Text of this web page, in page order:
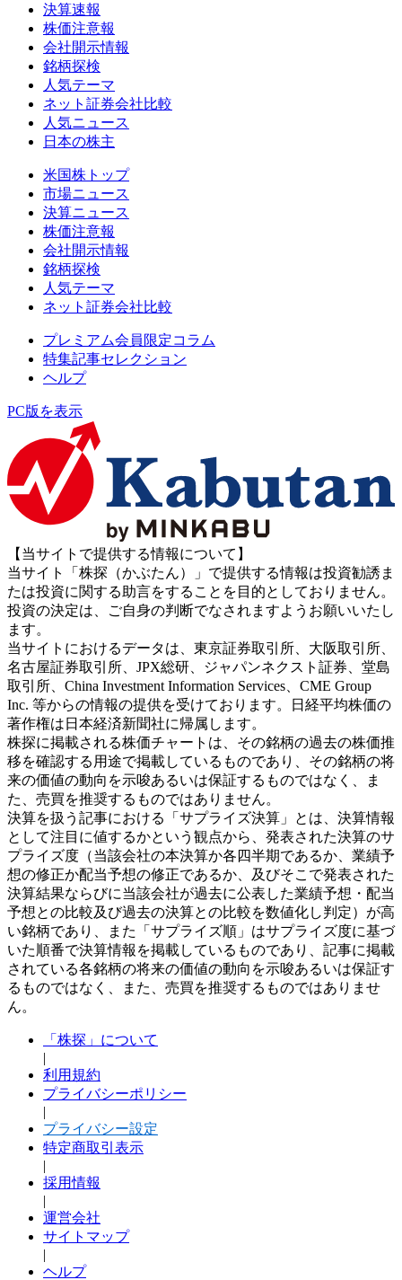
決算速報
株価注意報
会社開示情報
銘柄探検
人気テーマ
ネット証券会社比較
人気ニュース
日本の株主
米国株トップ
市場ニュース
決算ニュース
株価注意報
会社開示情報
銘柄探検
人気テーマ
ネット証券会社比較
プレミアム会員限定コラム
特集記事セレクション
ヘルプ
PC版を表示
【当サイトで提供する情報について】
当サイト「株探（かぶたん）」で提供する情報は投資勧誘ま
たは投資に関する助言をすることを目的としておりません。
投資の決定は、ご自身の判断でなされますようお願いいたし
ます。
当サイトにおけるデータは、東京証券取引所、大阪取引所、
名古屋証券取引所、JPX総研、ジャパンネクスト証券、堂島
取引所、China Investment Information Services、CME Group
Inc. 等からの情報の提供を受けております。日経平均株価の
著作権は日本経済新聞社に帰属します。
株探に掲載される株価チャートは、その銘柄の過去の株価推
移を確認する用途で掲載しているものであり、その銘柄の将
来の価値の動向を示唆あるいは保証するものではなく、ま
た、売買を推奨するものではありません。
決算を扱う記事における「サプライズ決算」とは、決算情報
として注目に値するかという観点から、発表された決算のサ
プライズ度（当該会社の本決算か各四半期であるか、業績予
想の修正か配当予想の修正であるか、及びそこで発表された
決算結果ならびに当該会社が過去に公表した業績予想・配当
予想との比較及び過去の決算との比較を数値化し判定）が高
い銘柄であり、また「サプライズ順」はサプライズ度に基づ
いた順番で決算情報を掲載しているものであり、記事に掲載
されている各銘柄の将来の価値の動向を示唆あるいは保証す
るものではなく、また、売買を推奨するものではありませ
ん。
「株探」について
|
利用規約
プライバシーポリシー
|
プライバシー設定
特定商取引表示
|
採用情報
|
運営会社
サイトマップ
|
ヘルプ